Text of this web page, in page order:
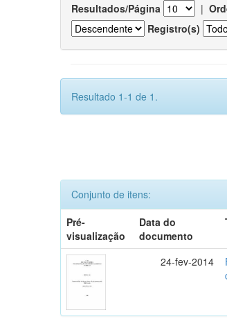
Resultados/Página |
Registro(s)
Resultado 1-1 de 1.
Conjunto de itens:
Pré-
visualização
Data do
documento
24-fev-2014